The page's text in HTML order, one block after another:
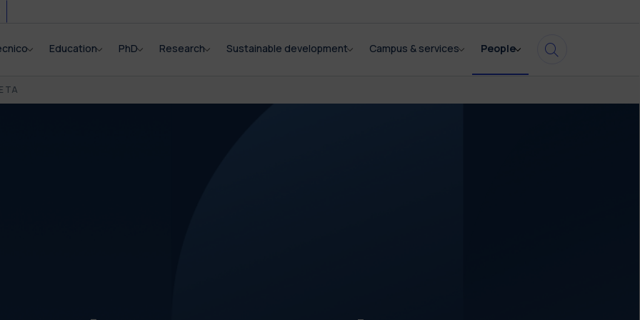
Education PhD Research Sustainable development Campus & services People
TA